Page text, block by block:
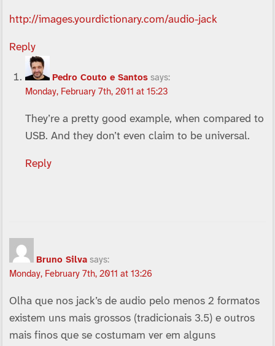
http://images.yourdictionary.com/audio-jack
Reply
Pedro Couto e Santos says:
Monday, February 7th, 2011 at 15:23
They’re a pretty good example, when compared to
USB. And they don’t even claim to be universal.
Reply
Bruno Silva says:
Monday, February 7th, 2011 at 13:26
Olha que nos jack’s de audio pelo menos 2 formatos
existem uns mais grossos (tradicionais 3.5) e outros
mais finos que se costumam ver em alguns